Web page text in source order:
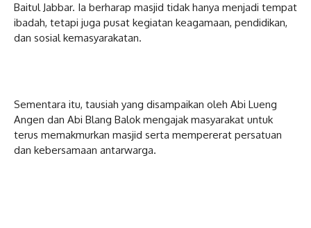
Baitul Jabbar. Ia berharap masjid tidak hanya menjadi tempat
ibadah, tetapi juga pusat kegiatan keagamaan, pendidikan,
dan sosial kemasyarakatan.
Sementara itu, tausiah yang disampaikan oleh Abi Lueng
Angen dan Abi Blang Balok mengajak masyarakat untuk
terus memakmurkan masjid serta mempererat persatuan
dan kebersamaan antarwarga.